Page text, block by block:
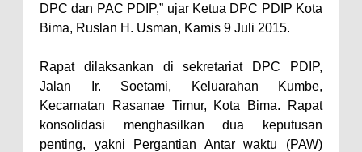
Antusiasnya Warga dan Polisi
Nobar Bareng Laga Prancis vs
Spanyol di Mapolres Bima
Wali Kota Bima Tinjau Finalisasi
Pembangunan RSUD Kota Bima,
Pastikan Pemindahan Layanan
DPC dan PAC PDIP,” ujar Ketua DPC PDIP Kota
Bima, Ruslan H. Usman, Kamis 9 Juli 2015.
Rapat dilaksankan di sekretariat DPC PDIP,
Jalan Ir. Soetami, Keluarahan Kumbe,
Kecamatan Rasanae Timur, Kota Bima. Rapat
konsolidasi menghasilkan dua keputusan
penting, yakni Pergantian Antar waktu (PAW)